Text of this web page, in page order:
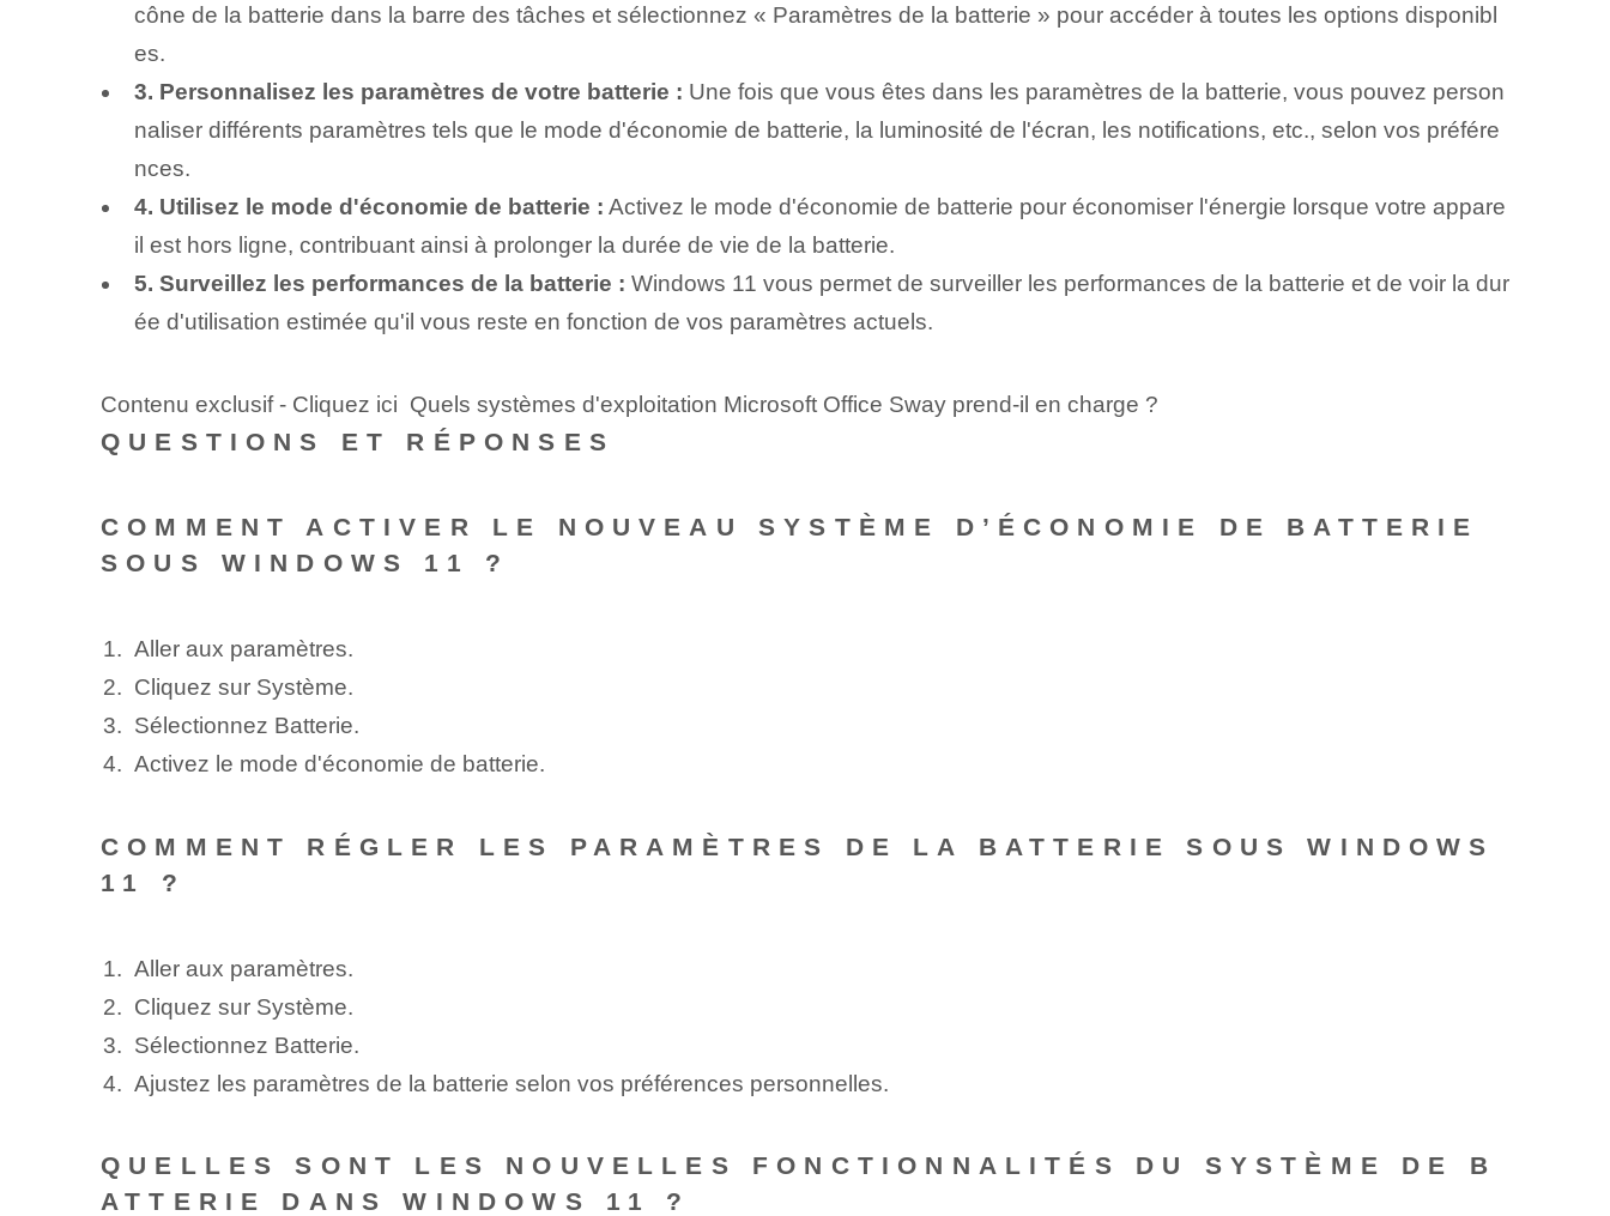
cône de la batterie dans la barre des tâches et sélectionnez « Paramètres de la batterie » pour accéder à toutes les options disponibl
es.
3. Personnalisez les paramètres de votre batterie : Une fois que vous êtes dans les paramètres de la batterie, vous pouvez person
naliser différents paramètres tels que le mode d'économie de batterie, la luminosité de l'écran, les notifications, etc., selon vos préfére
nces.
4. Utilisez le mode d'économie de batterie : Activez le mode d'économie de batterie pour économiser l'énergie lorsque votre appare
il est hors ligne, contribuant ainsi à prolonger la durée de vie de la batterie.
5. Surveillez les performances de la batterie : Windows 11 vous permet de surveiller les performances de la batterie et de voir la dur
ée d'utilisation estimée qu'il vous reste en fonction de vos paramètres actuels.
Contenu exclusif - Cliquez ici Quels systèmes d'exploitation Microsoft Office Sway prend-il en charge ?
QUESTIONS ET RÉPONSES
COMMENT ACTIVER LE NOUVEAU SYSTÈME D’ÉCONOMIE DE BATTERIE
SOUS WINDOWS 11 ?
Aller aux paramètres.
Cliquez sur Système.
Sélectionnez Batterie.
Activez le mode d'économie de batterie.
COMMENT RÉGLER LES PARAMÈTRES DE LA BATTERIE SOUS WINDOWS
11 ?
Aller aux paramètres.
Cliquez sur Système.
Sélectionnez Batterie.
Ajustez les paramètres de la batterie selon vos préférences personnelles.
QUELLES SONT LES NOUVELLES FONCTIONNALITÉS DU SYSTÈME DE B
ATTERIE DANS WINDOWS 11 ?